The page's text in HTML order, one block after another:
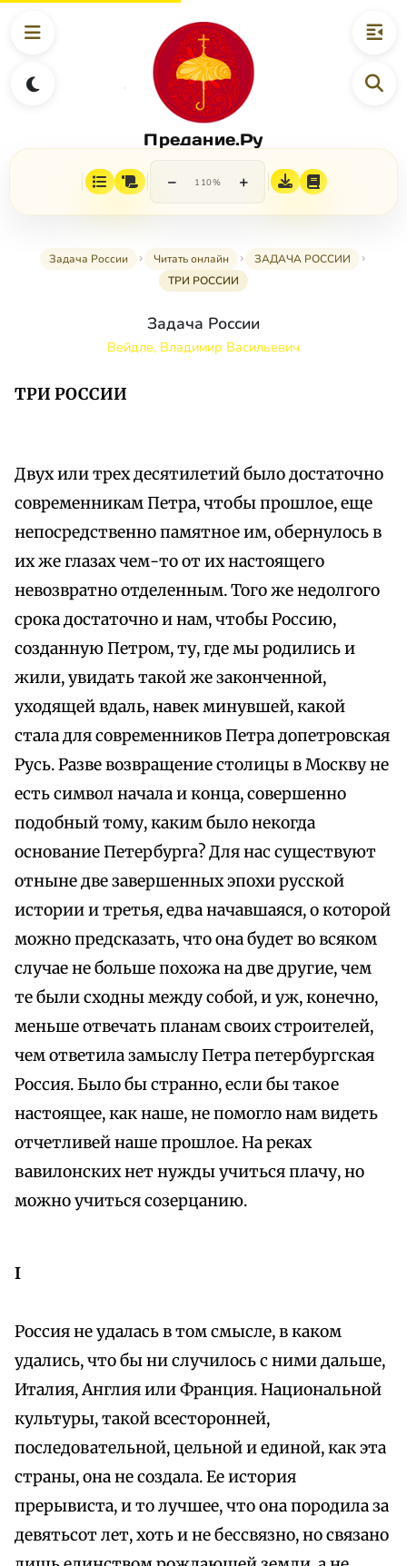
Предание.Ру
− 110% +
Задача России Читать онлайн
ЗАДАЧА РОССИИ
ТРИ РОССИИ
Задача России
Вейдле, Владимир Васильевич
ТРИ РОССИИ
Двух или трех десятилетий было достаточно
современникам Петра, чтобы прошлое, еще
непосредственно памятное им, обернулось в
их же глазах чем-то от их настоящего
невозвратно отделенным. Того же недолгого
срока достаточно и нам, чтобы Россию,
созданную Петром, ту, где мы родились и
жили, увидать такой же законченной,
уходящей вдаль, навек минувшей, какой
стала для современников Петра допетровская
Русь. Разве возвращение столицы в Москву не
есть символ начала и конца, совершенно
подобный тому, каким было некогда
основание Петербурга? Для нас существуют
отныне две завершенных эпохи русской
истории и третья, едва начавшаяся, о которой
можно предсказать, что она будет во всяком
случае не больше похожа на две другие, чем
те были сходны между собой, и уж, конечно,
меньше отвечать планам своих строителей,
чем ответила замыслу Петра петербургская
Россия. Было бы странно, если бы такое
настоящее, как наше, не помогло нам видеть
отчетливей наше прошлое. На реках
вавилонских нет нужды учиться плачу, но
можно учиться созерцанию.
I
Россия не удалась в том смысле, в каком
удались, что бы ни случилось с ними дальше,
Италия, Англия или Франция. Национальной
культуры, такой всесторонней,
последовательной, цельной и единой, как эта
страны, она не создала. Ее история
прерывиста, и то лучшее, что она породила за
девятьсот лет, хоть и не бессвязно, но связано